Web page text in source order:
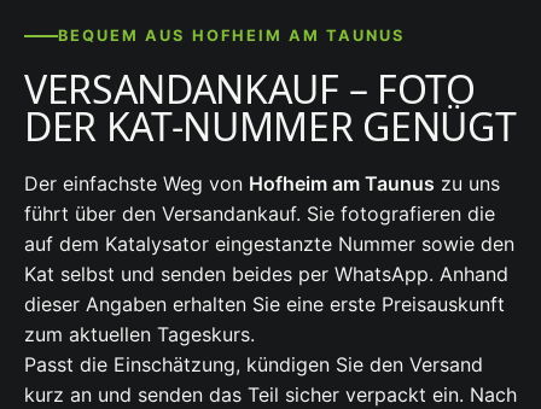
BEQUEM AUS HOFHEIM AM TAUNUS
VERSANDANKAUF – FOTO
DER KAT-NUMMER GENÜGT
Der einfachste Weg von Hofheim am Taunus zu uns
führt über den Versandankauf. Sie fotografieren die
auf dem Katalysator eingestanzte Nummer sowie den
Kat selbst und senden beides per WhatsApp. Anhand
dieser Angaben erhalten Sie eine erste Preisauskunft
zum aktuellen Tageskurs.
Passt die Einschätzung, kündigen Sie den Versand
kurz an und senden das Teil sicher verpackt ein. Nach